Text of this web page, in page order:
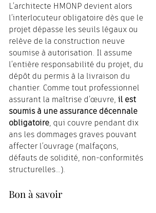
L’architecte HMONP devient alors
l’interlocuteur obligatoire dès que le
projet dépasse les seuils légaux ou
relève de la construction neuve
soumise à autorisation. Il assume
l’entière responsabilité du projet, du
dépôt du permis à la livraison du
chantier. Comme tout professionnel
assurant la maîtrise d’œuvre, il est
soumis à une assurance décennale
obligatoire, qui couvre pendant dix
ans les dommages graves pouvant
affecter l’ouvrage (malfaçons,
défauts de solidité, non-conformités
structurelles…).
Bon à savoir